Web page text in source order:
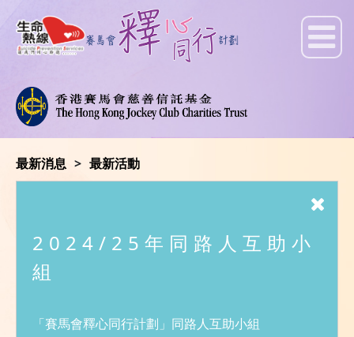
最新消息 最新活動
2024/25年同路人互助小
組
「賽馬會釋心同行計劃」同路人互助小組